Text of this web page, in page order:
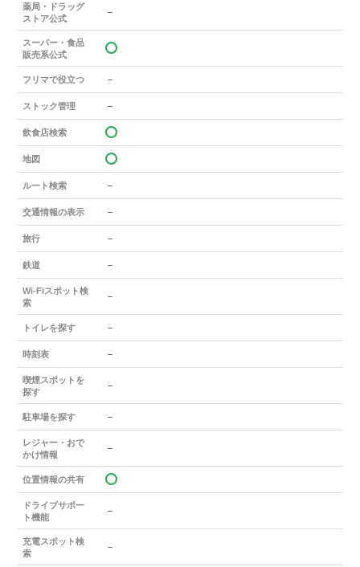
薬局・ドラッグ
ストア公式
－
スーパー・食品
販売系公式
フリマで役立つ －
ストック管理 －
飲食店検索
地図
ルート検索 －
交通情報の表示 －
旅行 －
鉄道 －
Wi-Fiスポット検
索
－
トイレを探す －
時刻表 －
喫煙スポットを
探す
－
駐車場を探す －
レジャー・おで
かけ情報
－
位置情報の共有
ドライブサポー
ト機能
－
充電スポット検
索
－